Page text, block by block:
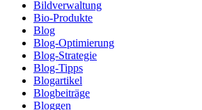
Bildverwaltung
Bio-Produkte
Blog
Blog-Optimierung
Blog-Strategie
Blog-Tipps
Blogartikel
Blogbeiträge
Bloggen